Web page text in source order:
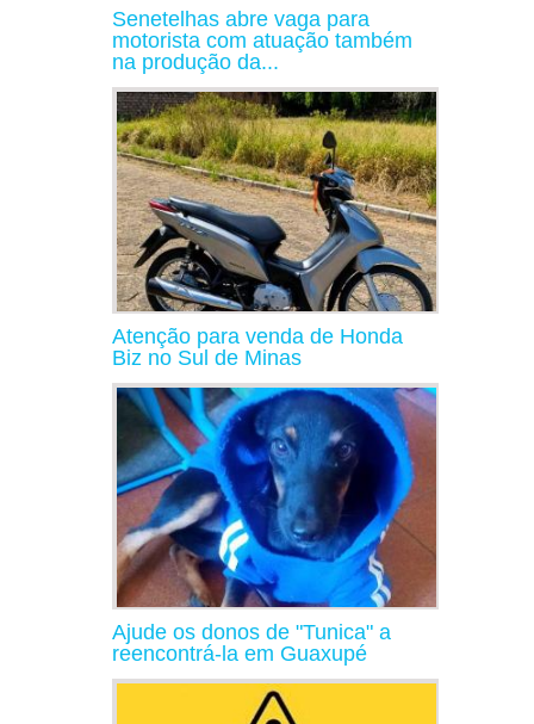
Senetelhas abre vaga para
motorista com atuação também
na produção da...
Atenção para venda de Honda
Biz no Sul de Minas
Ajude os donos de "Tunica" a
reencontrá-la em Guaxupé